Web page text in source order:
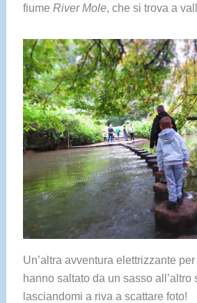
fiume River Mole, che si trova a
Un’altra avventura elettrizzante
hanno saltato da un sasso all’altro
lasciandomi a riva a scattare foto!